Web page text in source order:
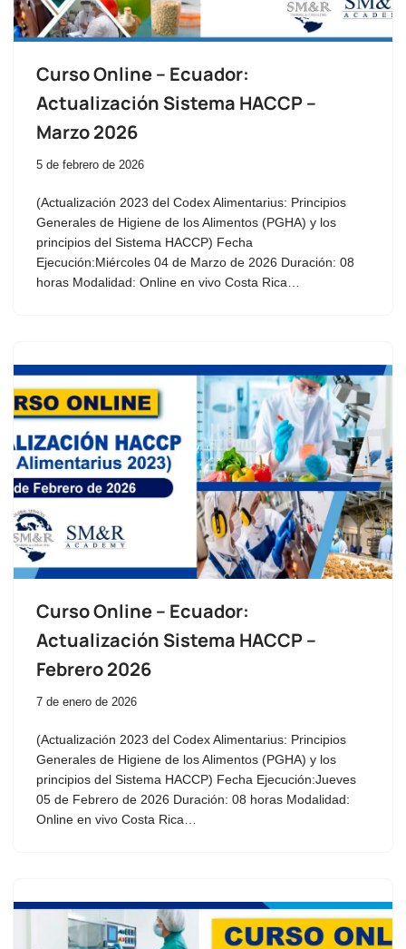
Curso Online – Ecuador:
Actualización Sistema HACCP –
Marzo 2026
5 de febrero de 2026
(Actualización 2023 del Codex Alimentarius: Principios
Generales de Higiene de los Alimentos (PGHA) y los
principios del Sistema HACCP) Fecha
Ejecución:Miércoles 04 de Marzo de 2026 Duración: 08
horas Modalidad: Online en vivo Costa Rica…
Curso Online – Ecuador:
Actualización Sistema HACCP –
Febrero 2026
7 de enero de 2026
(Actualización 2023 del Codex Alimentarius: Principios
Generales de Higiene de los Alimentos (PGHA) y los
principios del Sistema HACCP) Fecha Ejecución:Jueves
05 de Febrero de 2026 Duración: 08 horas Modalidad:
Online en vivo Costa Rica…